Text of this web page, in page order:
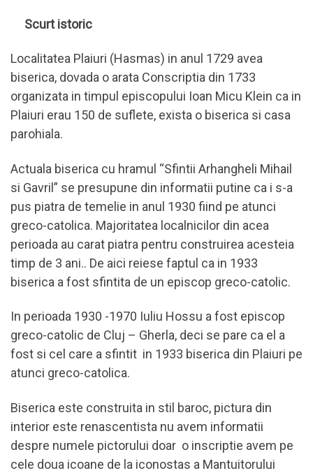
Scurt istoric
Localitatea Plaiuri (Hasmas) in anul 1729 avea
biserica, dovada o arata Conscriptia din 1733
organizata in timpul episcopului Ioan Micu Klein ca in
Plaiuri erau 150 de suflete, exista o biserica si casa
parohiala.
Actuala biserica cu hramul “Sfintii Arhangheli Mihail
si Gavril” se presupune din informatii putine ca i s-a
pus piatra de temelie in anul 1930 fiind pe atunci
greco-catolica. Majoritatea localnicilor din acea
perioada au carat piatra pentru construirea acesteia
timp de 3 ani.. De aici reiese faptul ca in 1933
biserica a fost sfintita de un episcop greco-catolic.
In perioada 1930 -1970 Iuliu Hossu a fost episcop
greco-catolic de Cluj – Gherla, deci se pare ca el a
fost si cel care a sfintit in 1933 biserica din Plaiuri pe
atunci greco-catolica.
Biserica este construita in stil baroc, pictura din
interior este renascentista nu avem informatii
despre numele pictorului doar o inscriptie avem pe
cele doua icoane de la iconostas a Mantuitorului